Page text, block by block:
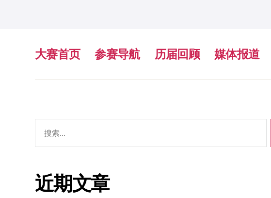
大赛首页 参赛导航 历届回顾 媒体报道
索：
近期文章